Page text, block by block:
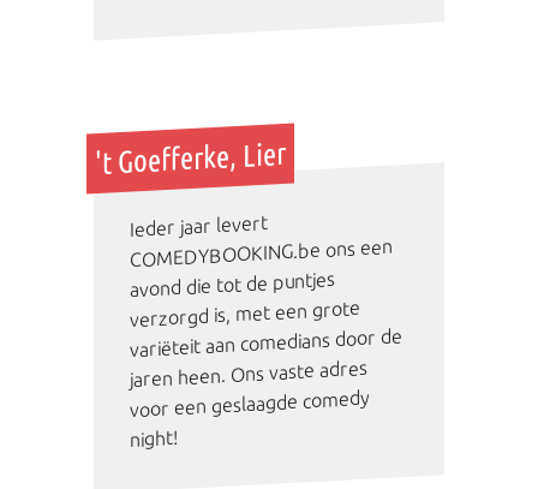
't Goefferke, Lier
Ieder jaar levert
COMEDYBOOKING.be ons een
avond die tot de puntjes
verzorgd is, met een grote
variëteit aan comedians door de
jaren heen. Ons vaste adres
voor een geslaagde comedy
night!